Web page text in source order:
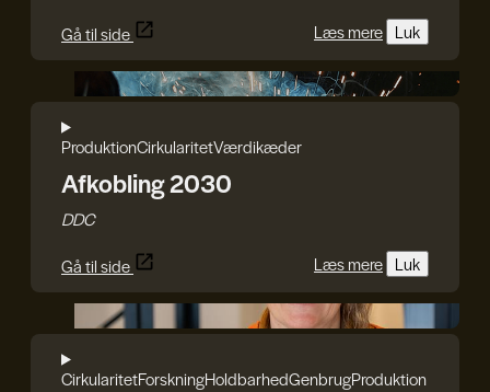
Gå til side Læs mere Luk
ProduktionCirkularitetVærdikæder
Afkobling 2030
DDC
Gå til side
Læs mere Luk
Rasmus Blicher
CirkularitetForskningHoldbarhedGenbrugProduktion